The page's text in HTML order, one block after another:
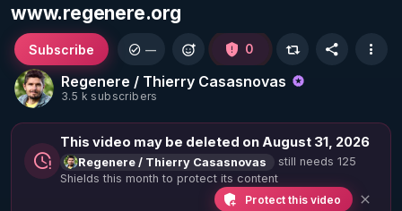
www.regenere.org
Regenere / Thierry Casasnovas
3.5 k subscribers
Subscribe — 0
This video may be deleted on August 31, 2026
Regenere / Thierry Casasnovas
still needs 125
Shields this month to protect its content
Protect this video